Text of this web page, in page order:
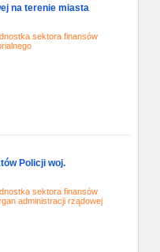
na terenie miasta
sektora finansów
Policji woj.
sektora finansów
administracji rządowej